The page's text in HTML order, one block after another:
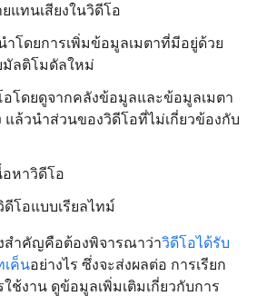
แทนเสียงในวิดีโอ
ำโดยการเพิ่มข้อมูลเมตาที่มีอยู่ด้วย
มัลติโมดัลใหม่
อโดยดูจากคลังข้อมูลและข้อมูลเมตา
แล้วนำส่วนของวิดีโอที่ไม่เกี่ยวข้องกับ
หาวิดีโอ
โอแบบเรียลไทม์
สำคัญคือต้องพิจารณาว่าวิดีโอได้รับ
เค็นอย่างไร ซึ่งจะส่งผลต่อ การเรียก
ใช้งาน ดูข้อมูลเพิ่มเติมเกี่ยวกับการ